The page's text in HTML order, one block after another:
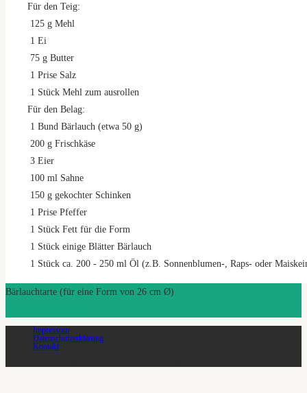
Für den Teig:
125 g Mehl
1 Ei
75 g Butter
1 Prise Salz
1 Stück Mehl zum ausrollen
Für den Belag:
1 Bund Bärlauch (etwa 50 g)
200 g Frischkäse
3 Eier
100 ml Sahne
150 g gekochter Schinken
1 Prise Pfeffer
1 Stück Fett für die Form
1 Stück einige Blätter Bärlauch
1 Stück ca. 200 - 250 ml Öl (z.B. Sonnenblumen-, Raps- oder
Bärlauchtarte (für eine Form von 26 cm Ø)
Impressum
Datenschutzerklärung
Kontakt